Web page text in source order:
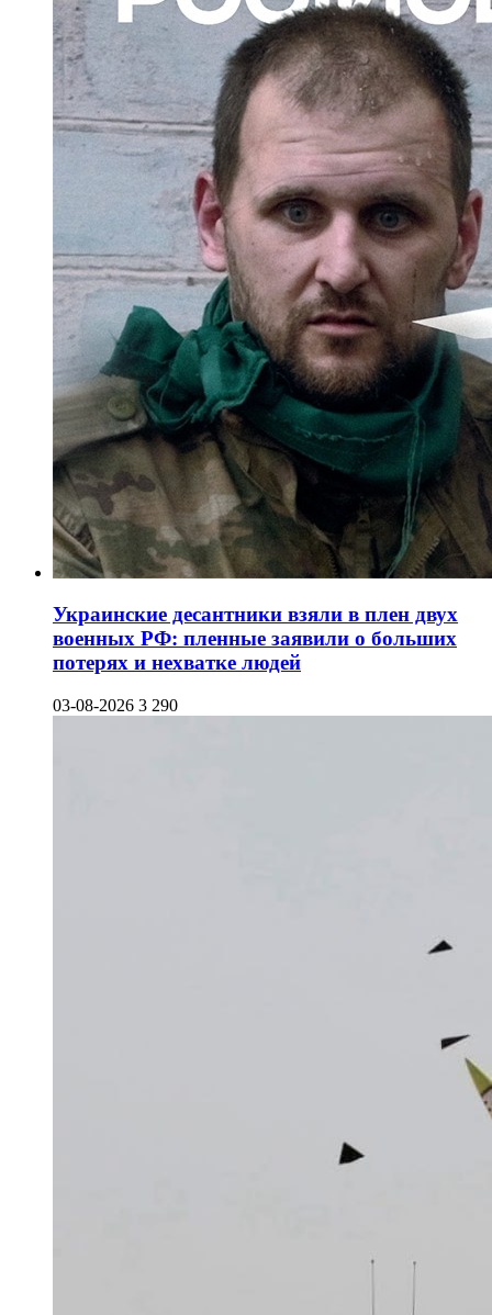
Украинские десантники взяли в плен двух
военных РФ: пленные заявили о больших
потерях и нехватке людей
03-08-2026 3 290